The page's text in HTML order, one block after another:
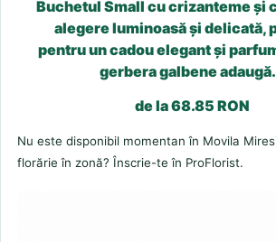
Buchetul Small cu crizanteme și
alegere luminoasă și delicată,
pentru un cadou elegant și
gerbera galbene
de la 68.85 RON
Nu este disponibil momentan în Movila
florărie în zonă? Înscrie-te în ProFlorist.